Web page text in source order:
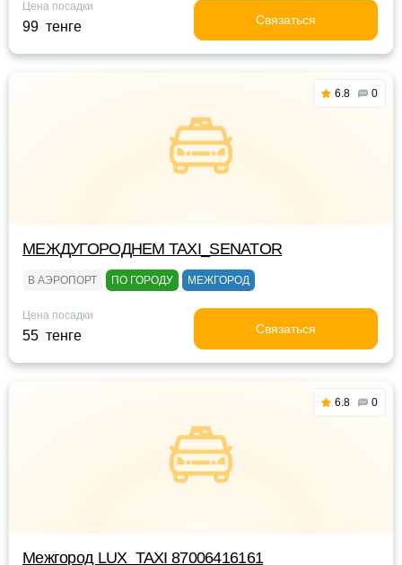
Цена посадки
99 тенге Связаться
6.8 0
МЕЖДУГОРОДНЕМ TAXI_SENATOR
В АЭРОПОРТ ПО ГОРОДУ МЕЖГОРОД
Цена посадки
55 тенге Связаться
6.8 0
Межгород LUX_TAXI 87006416161